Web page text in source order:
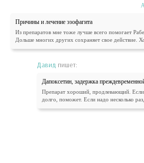
Причины и лечение эзофагита
Из препаратов мне тоже лучше всего помогает
Дольше многих других сохраняет свое действие.
Давид пишет:
Дапоксетин, задержка
Препарат хороший, продлевающий.
долго, поможет. Если надо несколько